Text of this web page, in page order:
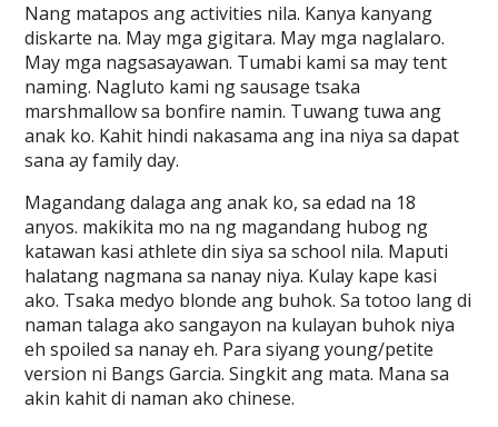
Nang matapos ang activities nila. Kanya kanyang
diskarte na. May mga gigitara. May mga naglalaro.
May mga nagsasayawan. Tumabi kami sa may tent
naming. Nagluto kami ng sausage tsaka
marshmallow sa bonfire namin. Tuwang tuwa ang
anak ko. Kahit hindi nakasama ang ina niya sa dapat
sana ay family day.
Magandang dalaga ang anak ko, sa edad na 18
anyos. makikita mo na ng magandang hubog ng
katawan kasi athlete din siya sa school nila. Maputi
halatang nagmana sa nanay niya. Kulay kape kasi
ako. Tsaka medyo blonde ang buhok. Sa totoo lang di
naman talaga ako sangayon na kulayan buhok niya
eh spoiled sa nanay eh. Para siyang young/petite
version ni Bangs Garcia. Singkit ang mata. Mana sa
akin kahit di naman ako chinese.